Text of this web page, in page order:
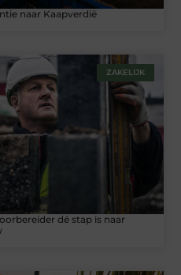
naar Kaapverdië
ZAKELIJK
dé stap is naar